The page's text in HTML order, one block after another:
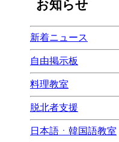
お知らせ
新着ニュース
自由掲示板
料理教室
脱北者支援
日本語ㆍ韓国語教室